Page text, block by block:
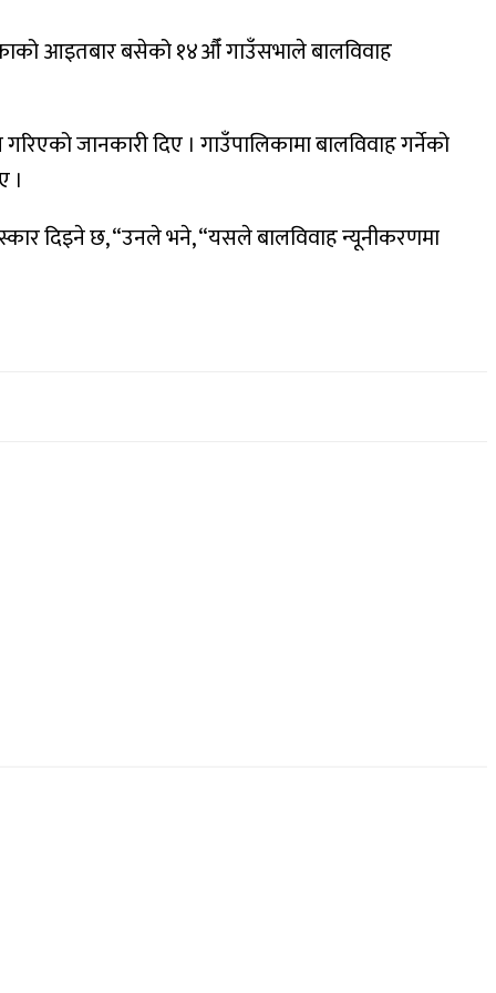
आइतबार बसेको १४औँ गाउँसभाले बालविवाह
जानकारी दिए । गाउँपालिकामा बालविवाह गर्नेको
।
दिइने छ, “उनले भने, “यसले बालविवाह न्यूनीकरणमा